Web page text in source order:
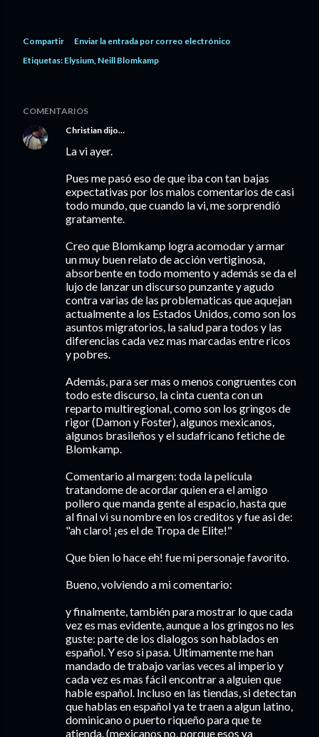
Compartir
Enviar la entrada por correo electrónico
Etiquetas: Elysium Neill Blomkamp
COMENTARIOS
Christian dijo…
La vi ayer.
Pues me pasó eso de que iba con tan bajas
expectativas por los malos comentarios de casi
todo mundo, que cuando la vi, me sorprendió
gratamente.
Creo que Blomkamp logra acomodar y armar
un muy buen relato de acción vertiginosa,
absorbente en todo momento y además se da el
lujo de lanzar un discurso punzante y agudo
contra varias de las problematicas que aquejan
actualmente a los Estados Unidos, como son los
asuntos migratorios, la salud para todos y las
diferencias cada vez mas marcadas entre ricos
y pobres.
Además, para ser mas o menos congruentes con
todo este discurso, la cinta cuenta con un
reparto multiregional, como son los gringos de
rigor (Damon y Foster), algunos mexicanos,
algunos brasileños y el sudafricano fetiche de
Blomkamp.
Comentario al margen: toda la película
tratandome de acordar quien era el amigo
pollero que manda gente al espacio, hasta que
al final vi su nombre en los creditos y fue asi de:
"ah claro! ¡es el de Tropa de Elite!"
Que bien lo hace eh! fue mi personaje favorito.
Bueno, volviendo a mi comentario:
y finalmente, también para mostrar lo que cada
vez es mas evidente, aunque a los gringos no les
guste: parte de los dialogos son hablados en
español. Y eso si pasa. Ultimamente me han
mandado de trabajo varias veces al imperio y
cada vez es mas fácil encontrar a alguien que
hable español. Incluso en las tiendas, si detectan
que hablas en español ya te traen a algun latino,
dominicano o puerto riqueño para que te
atienda. (mexicanos no, porque esos ya